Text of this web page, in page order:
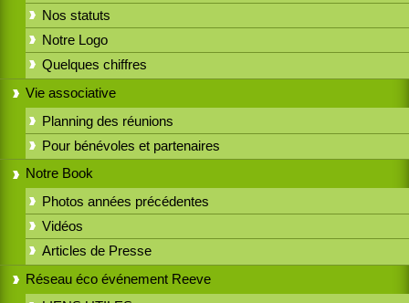
Nos statuts
Notre Logo
Quelques chiffres
Vie associative
Planning des réunions
Pour bénévoles et partenaires
Notre Book
Photos années précédentes
Vidéos
Articles de Presse
Réseau éco événement Reeve